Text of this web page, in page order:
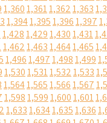
1,3601,3611,3621,363
1,3941,3951,3961,397
1,4281,4291,4301,431
1,4621,4631,4641,465
1,4961,4971,4981,499
1,5301,5311,5321,533
1,5641,5651,5661,567
1,5981,5991,6001,601
1,6331,6341,6351,636